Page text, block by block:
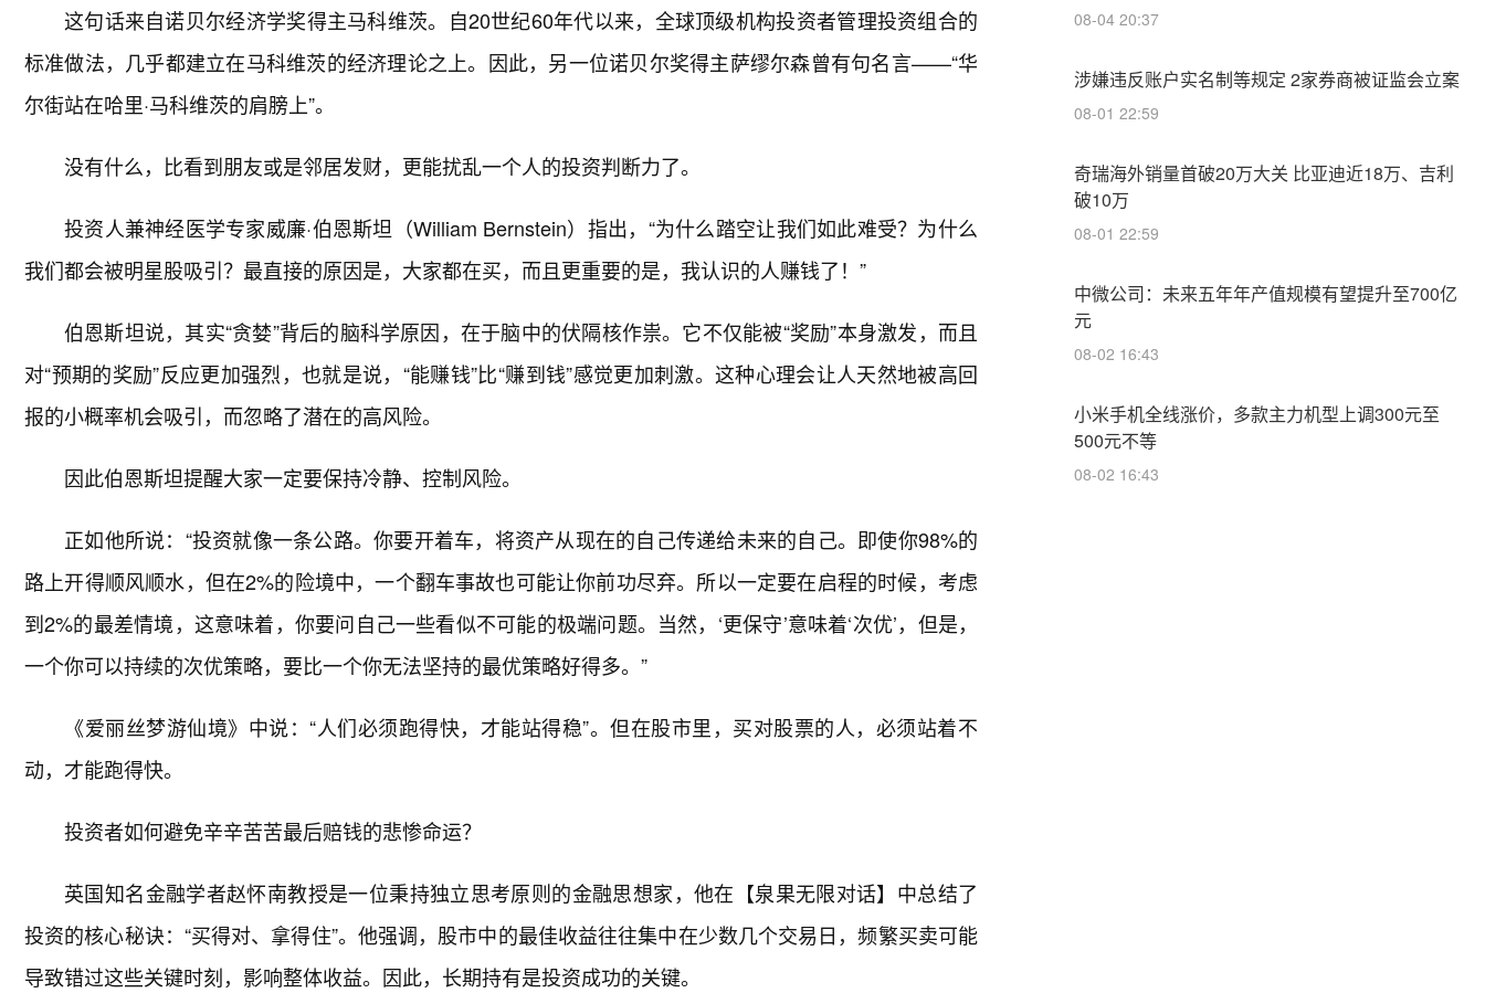
这句话来自诺贝尔经济学奖得主马科维茨。自20世纪60年代以来，全球顶级机构投资者管理投资组合的
标准做法，几乎都建立在马科维茨的经济理论之上。因此，另一位诺贝尔奖得主萨缪尔森曾有句名言——“华
尔街站在哈里·马科维茨的肩膀上”。
没有什么，比看到朋友或是邻居发财，更能扰乱一个人的投资判断力了。
投资人兼神经医学专家威廉·伯恩斯坦（William Bernstein）指出，“为什么踏空让我们如此难受？为什么
我们都会被明星股吸引？最直接的原因是，大家都在买，而且更重要的是，我认识的人赚钱了！”
伯恩斯坦说，其实“贪婪”背后的脑科学原因，在于脑中的伏隔核作祟。它不仅能被“奖励”本身激发，而且
对“预期的奖励”反应更加强烈，也就是说，“能赚钱”比“赚到钱”感觉更加刺激。这种心理会让人天然地被高回
报的小概率机会吸引，而忽略了潜在的高风险。
因此伯恩斯坦提醒大家一定要保持冷静、控制风险。
正如他所说：“投资就像一条公路。你要开着车，将资产从现在的自己传递给未来的自己。即使你98%的
路上开得顺风顺水，但在2%的险境中，一个翻车事故也可能让你前功尽弃。所以一定要在启程的时候，考虑
到2%的最差情境，这意味着，你要问自己一些看似不可能的极端问题。当然，‘更保守’意味着‘次优’，但是，
一个你可以持续的次优策略，要比一个你无法坚持的最优策略好得多。”
《爱丽丝梦游仙境》中说：“人们必须跑得快，才能站得稳”。但在股市里，买对股票的人，必须站着不
动，才能跑得快。
投资者如何避免辛辛苦苦最后赔钱的悲惨命运？
英国知名金融学者赵怀南教授是一位秉持独立思考原则的金融思想家，他在【泉果无限对话】中总结了
投资的核心秘诀：“买得对、拿得住”。他强调，股市中的最佳收益往往集中在少数几个交易日，频繁买卖可能
导致错过这些关键时刻，影响整体收益。因此，长期持有是投资成功的关键。
08-04 20:37
涉嫌违反账户实名制等规定 2家券商被证监会立案
08-01 22:59
奇瑞海外销量首破20万大关 比亚迪近18万、吉利
破10万
08-01 22:59
中微公司：未来五年年产值规模有望提升至700亿
元
08-02 16:43
小米手机全线涨价，多款主力机型上调300元至
500元不等
08-02 16:43